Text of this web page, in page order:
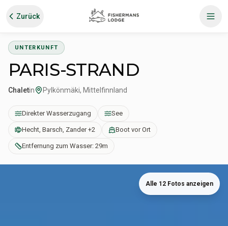
Zurück
UNTERKUNFT
PARIS-STRAND
Chaletin Pylkönmäki, Mittelfinnland
Direkter Wasserzugang See
Hecht, Barsch, Zander +2 Boot vor Ort
Entfernung zum Wasser: 29m
Alle 12 Fotos anzeigen